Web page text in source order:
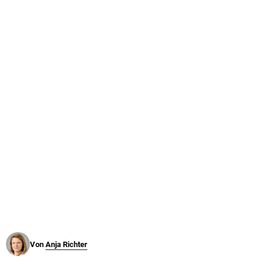
Von Anja Richter